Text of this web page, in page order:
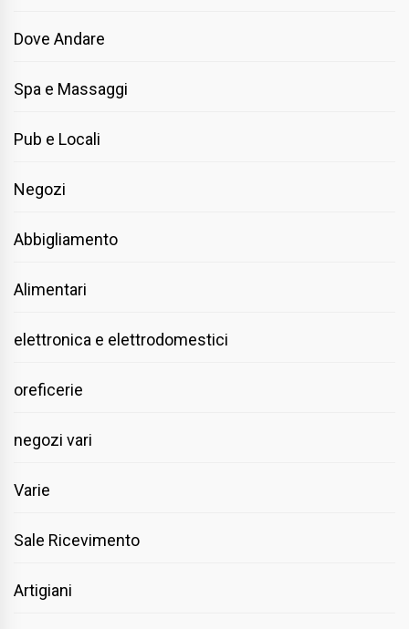
Dove Andare
Spa e Massaggi
Pub e Locali
Negozi
Abbigliamento
Alimentari
elettronica e elettrodomestici
oreficerie
negozi vari
Varie
Sale Ricevimento
Artigiani